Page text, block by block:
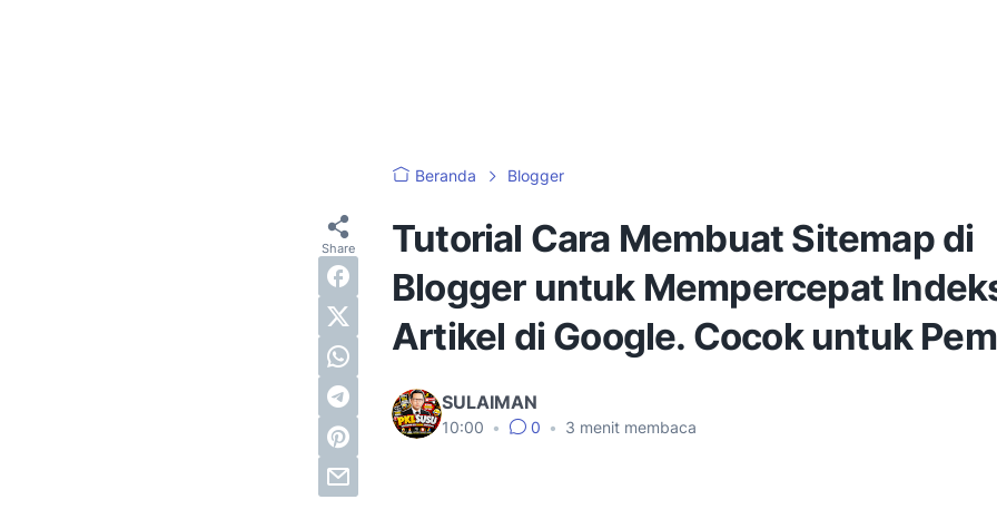
Beranda Blogger
Tutorial Cara Membuat Sitemap di
Blogger untuk Mempercepat
Artikel di Google. Cocok untuk
SULAIMAN
10:00 • 0 • 3 menit membaca